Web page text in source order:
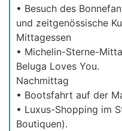
• Besuch des
und zeitgenössische
Mittagessen
• Michelin-Sterne-
Beluga Loves You.
Nachmittag
• Bootsfahrt auf der
• Luxus-Shopping im
Boutiquen).